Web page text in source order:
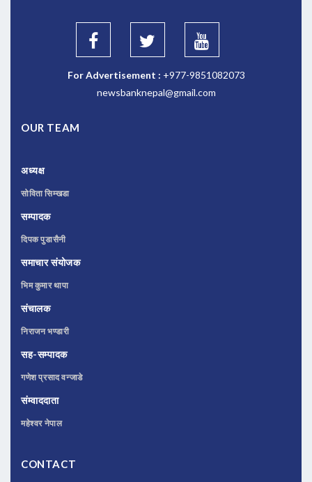
For Advertisement : +977-9851082073
newsbanknepal@gmail.com
OUR TEAM
अध्यक्ष
सोविता सिम्खडा
सम्पादक
दिपक पुडासैनी
समाचार संयोजक
भिम कुमार थापा
संचालक
निराजन भण्डारी
सह-सम्पादक
गणेश प्रसाद वन्जाडे
संम्वाददाता
महेश्वर नेपाल
CONTACT